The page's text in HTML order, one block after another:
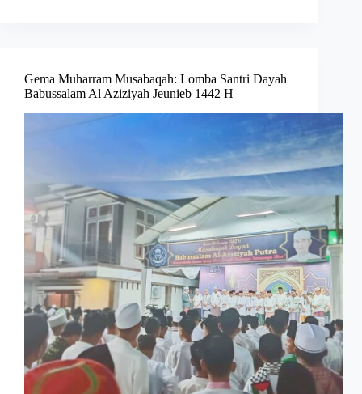
Gema Muharram Musabaqah: Lomba Santri Dayah
Babussalam Al Aziziyah Jeunieb 1442 H